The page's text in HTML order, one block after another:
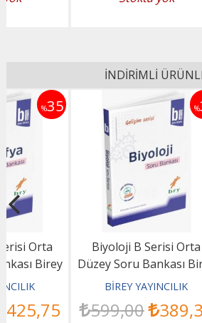
İNDİRİMLİ
%35
Biyoloji B Serisi Orta
Düzey Soru Bankası Birey
Eğitim Yayınları
BİREY YAYINCILIK
599,00 389,35
A